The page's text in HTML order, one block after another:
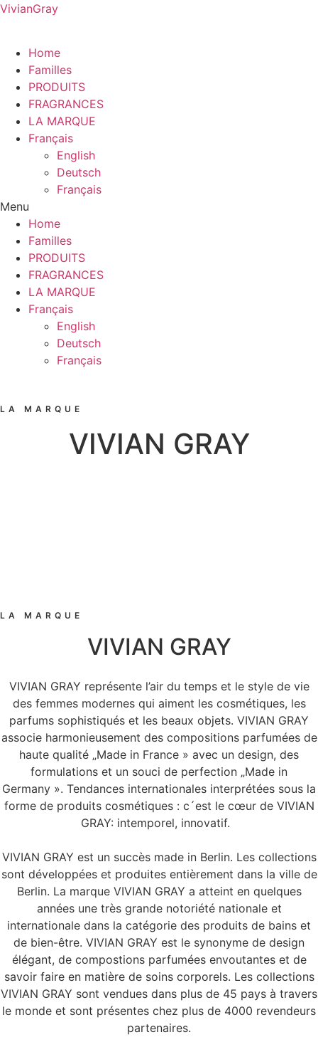
VivianGray
Home
Familles
PRODUITS
FRAGRANCES
LA MARQUE
Français
English
Deutsch
Français
Menu
Home
Familles
PRODUITS
FRAGRANCES
LA MARQUE
Français
English
Deutsch
Français
LA MARQUE
VIVIAN GRAY
LA MARQUE
VIVIAN GRAY
VIVIAN GRAY représente l’air du temps et le style de vie
des femmes modernes qui aiment les cosmétiques, les
parfums sophistiqués et les beaux objets. VIVIAN GRAY
associe harmonieusement des compositions parfumées de
haute qualité „Made in France » avec un design, des
formulations et un souci de perfection „Made in
Germany ». Tendances internationales interprétées sous la
forme de produits cosmétiques : c´est le cœur de VIVIAN
GRAY: intemporel, innovatif.
VIVIAN GRAY est un succès made in Berlin. Les collections
sont développées et produites entièrement dans la ville de
Berlin. La marque VIVIAN GRAY a atteint en quelques
années une très grande notoriété nationale et
internationale dans la catégorie des produits de bains et
de bien-être. VIVIAN GRAY est le synonyme de design
élégant, de compostions parfumées envoutantes et de
savoir faire en matière de soins corporels. Les collections
VIVIAN GRAY sont vendues dans plus de 45 pays à travers
le monde et sont présentes chez plus de 4000 revendeurs
partenaires.